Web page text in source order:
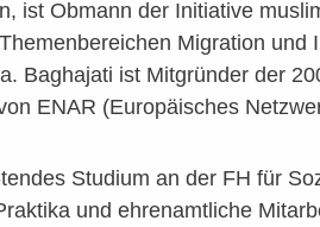
ist Obmann der Initiative
Migration und
Baghajati ist Mitgründer der
ENAR (Europäisches
Studium an der FH für
und ehrenamtliche